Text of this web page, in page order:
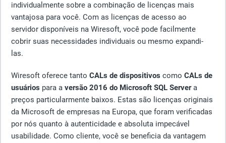
individualmente sobre a combinação de licenças mais
vantajosa para você. Com as licenças de acesso ao
servidor disponíveis na Wiresoft, você pode facilmente
cobrir suas necessidades individuais ou mesmo expandi-
las.
Wiresoft oferece tanto CALs de dispositivos como CALs de
usuários para a versão 2016 do Microsoft SQL Servera
preços particularmente baixos. Estas são licenças originais
da Microsoft de empresas na Europa, que foram verificadas
por nós quanto à autenticidade e absoluta impecável
usabilidade. Como cliente, você se beneficia da vantagem